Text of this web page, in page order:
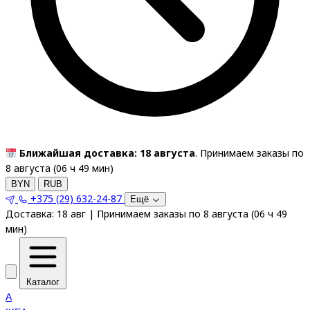
Ближайшая доставка: 18 августа. Принимаем заказы по
8 августа (06 ч 49 мин)
BYN RUB
+375 (29) 632-24-87 Ещё
Доставка: 18 авг | Принимаем заказы по 8 августа (06 ч 49
мин)
Каталог
A